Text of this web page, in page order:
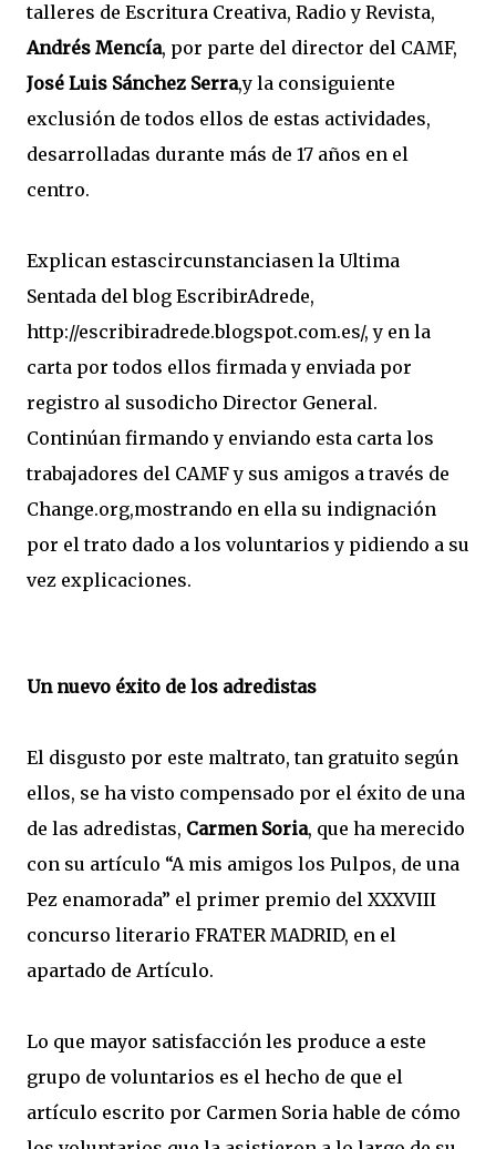
talleres de Escritura Creativa, Radio y Revista,
Andrés Mencía, por parte del director del CAMF,
José Luis Sánchez Serra,y la consiguiente
exclusión de todos ellos de estas actividades,
desarrolladas durante más de 17 años en el
centro.
Explican estascircunstanciasen la Ultima
Sentada del blog EscribirAdrede,
http://escribiradrede.blogspot.com.es/, y en la
carta por todos ellos firmada y enviada por
registro al susodicho Director General.
Continúan firmando y enviando esta carta los
trabajadores del CAMF y sus amigos a través de
Change.org,mostrando en ella su indignación
por el trato dado a los voluntarios y pidiendo a su
vez explicaciones.
Un nuevo éxito de los adredistas
El disgusto por este maltrato, tan gratuito según
ellos, se ha visto compensado por el éxito de una
de las adredistas, Carmen Soria, que ha merecido
con su artículo “A mis amigos los Pulpos, de una
Pez enamorada” el primer premio del XXXVIII
concurso literario FRATER MADRID, en el
apartado de Artículo.
Lo que mayor satisfacción les produce a este
grupo de voluntarios es el hecho de que el
artículo escrito por Carmen Soria hable de cómo